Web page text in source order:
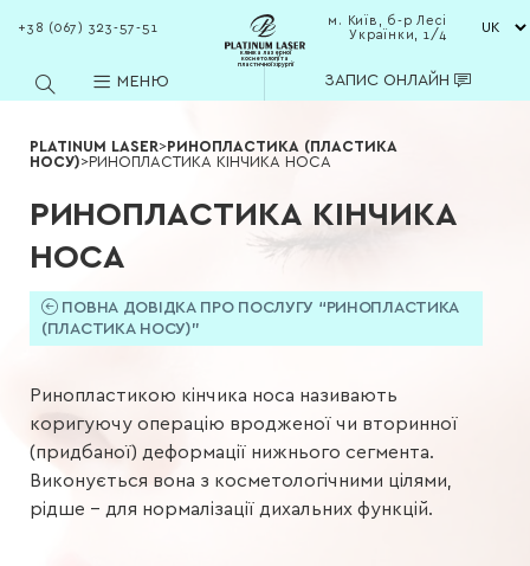
МЕНЮ
клініка лазерної
косметології та
пластичної хірургії
+38 (067) 323-57-51
м. Київ, б-р Лесі
Українки, 1/4
ЗАПИС ОНЛАЙН
PLATINUM LASER>РИНОПЛАСТИКА (ПЛАСТИКА
НОСУ)>РИНОПЛАСТИКА КІНЧИКА НОСА
РИНОПЛАСТИКА КІНЧИКА
НОСА
ПОВНА ДОВІДКА ПРО ПОСЛУГУ “РИНОПЛАСТИКА
(ПЛАСТИКА НОСУ)”
Ринопластикою кінчика носа називають
коригуючу операцію вродженої чи вторинної
(придбаної) деформації нижнього сегмента.
Виконується вона з косметологічними цілями,
рідше – для нормалізації дихальних функцій.